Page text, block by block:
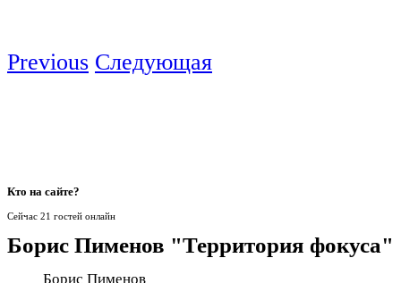
Previous Следующая
Кто на сайте?
Сейчас 21 гостей онлайн
Борис Пименов "Территория фокуса"
Борис Пименов